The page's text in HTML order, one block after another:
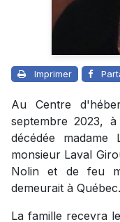
Imprimer
Au Centre
septembre 2023,
décédée
monsieur Laval
Nolin et de feu
demeurait à Québec.
La famille recevra